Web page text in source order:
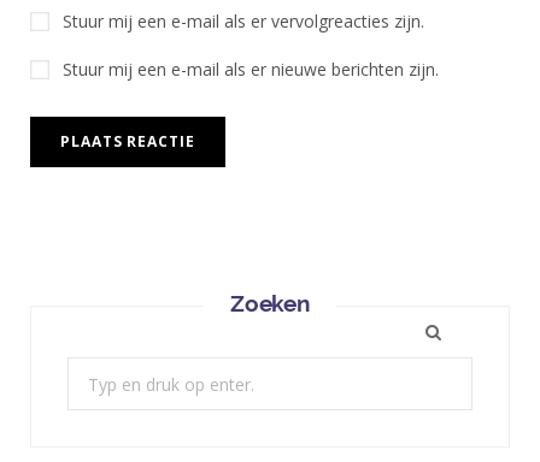
Stuur mij een e-mail als er vervolgreacties zijn.
Stuur mij een e-mail als er nieuwe berichten zijn.
Zoeken